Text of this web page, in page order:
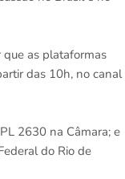
que as plataformas
das 10h, no canal
2630 na Câmara; e
do Rio de